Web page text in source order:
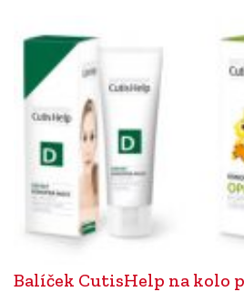
Balíček CutisHelp na kolo